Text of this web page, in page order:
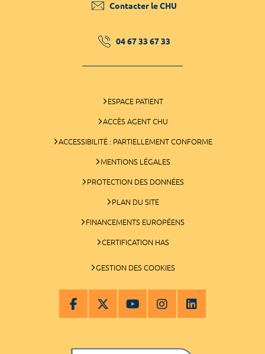
Contacter le CHU
04 67 33 67 33
ESPACE PATIENT
ACCÈS AGENT CHU
ACCESSIBILITÉ : PARTIELLEMENT CONFORME
MENTIONS LÉGALES
PROTECTION DES DONNÉES
PLAN DU SITE
FINANCEMENTS EUROPÉENS
CERTIFICATION HAS
GESTION DES COOKIES